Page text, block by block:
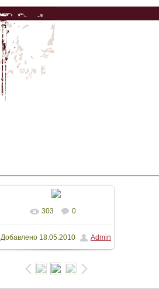
В реальном размере
640x480/ 89.0Kb
303 0
Добавлено 18.05.2010 Admin